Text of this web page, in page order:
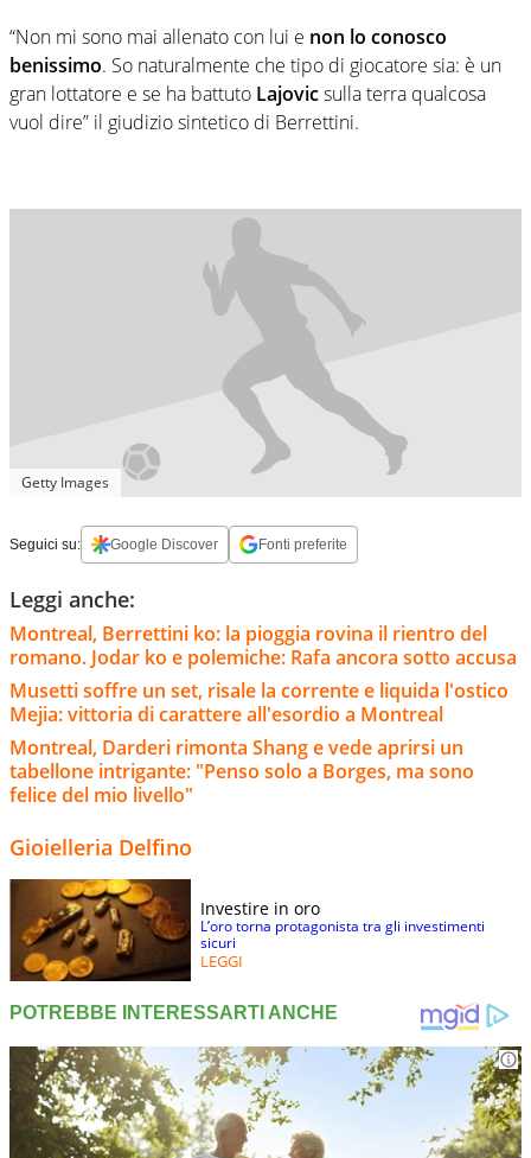
“Non mi sono mai allenato con lui e non lo conosco
benissimo. So naturalmente che tipo di giocatore sia: è un
gran lottatore e se ha battuto Lajovicsulla terra qualcosa
vuol dire” il giudizio sintetico di Berrettini.
Getty Images
Seguici su: Google Discover Fonti preferite
Leggi anche:
Montreal, Berrettini ko: la pioggia rovina il rientro del
romano. Jodar ko e polemiche: Rafa ancora sotto accusa
Musetti soffre un set, risale la corrente e liquida l'ostico
Mejia: vittoria di carattere all'esordio a Montreal
Montreal, Darderi rimonta Shang e vede aprirsi un
tabellone intrigante: "Penso solo a Borges, ma sono
felice del mio livello"
Gioielleria Delfino
Investire in oro
L’oro torna protagonista tra gli investimenti
sicuri
LEGGI